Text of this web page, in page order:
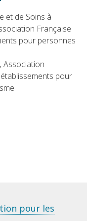
et de Soins à
Française
pour personnes
Association
pour
pour les